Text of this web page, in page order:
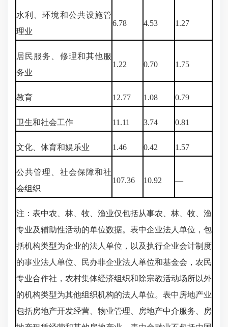
水利、环境和公共设施管
理业
6.78 4.53 1.27
居民服务、修理和其他服
务业
1.22 0.70 1.75
教育 12.77 1.08 0.79
卫生和社会工作 11.11 3.74 0.81
文化、体育和娱乐业 1.46 0.42 1.57
公共管理、社会保障和社
会组织
107.36 10.92 —
注：表中农、林、牧、渔业仅包括从事农、林、牧、渔
专业及辅助性活动的单位数据。表中企业法人单位，包
括机构类型为企业的法人单位，以及执行企业会计制度
的事业法人单位、民办非企业法人单位和基金会，农民
专业合作社，农村集体经济组织和除宗教活动场所以外
的机构类型为其他组织机构的法人单位。表中房地产业
包括房地产开发经营、物业管理、房地产中介服务、房